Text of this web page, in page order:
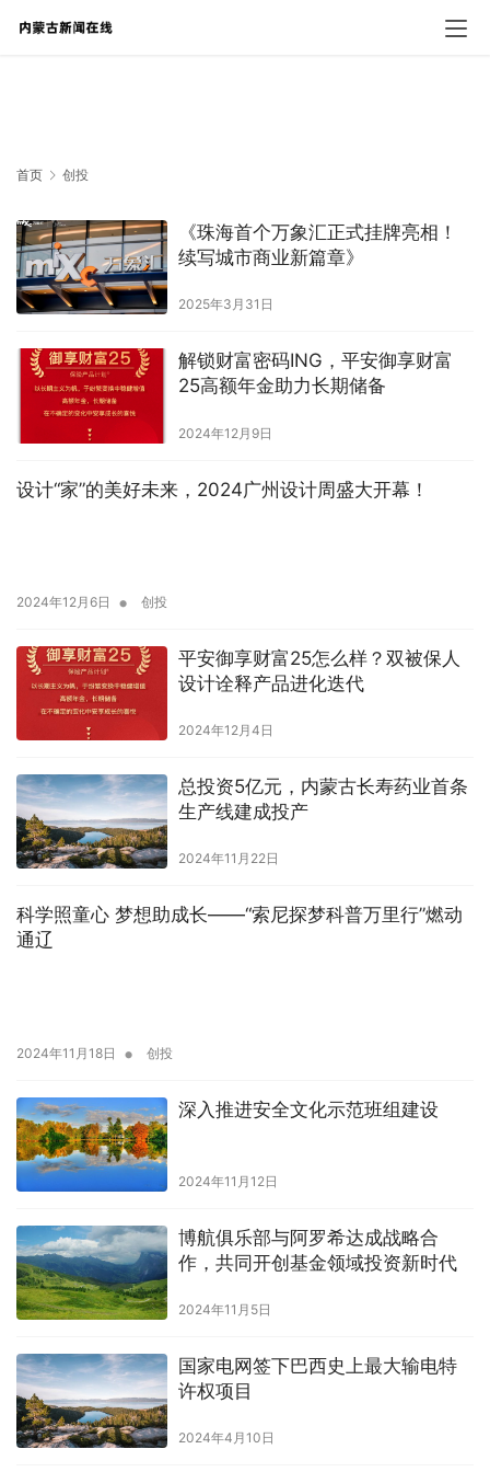
首页 创投
《珠海首个万象汇正式挂牌亮相！
续写城市商业新篇章》
2025年3月31日
解锁财富密码ING，平安御享财富
25高额年金助力长期储备
2024年12月9日
设计“家”的美好未来，2024广州设计周盛大开幕！
2024年12月6日 • 创投
平安御享财富25怎么样？双被保人
设计诠释产品进化迭代
2024年12月4日
总投资5亿元，内蒙古长寿药业首条
生产线建成投产
2024年11月22日
科学照童心 梦想助成长——“索尼探梦科普万里行”燃动
通辽
2024年11月18日 • 创投
深入推进安全文化示范班组建设
2024年11月12日
博航俱乐部与阿罗希达成战略合
作，共同开创基金领域投资新时代
2024年11月5日
国家电网签下巴西史上最大输电特
许权项目
2024年4月10日